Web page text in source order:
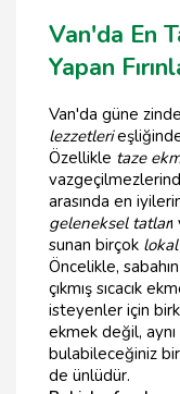
Van'da En
Yapan
Van'da güne
lezzetleri
Özellikle taze
arasında en
geleneksel tatlar
sunan birçok lokal
Öncelikle,
çıkmış sıcacık
isteyenler için
ekmek değil,
bulabileceğiniz
de ünlüdür.